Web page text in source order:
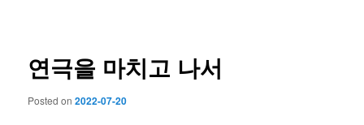
연극을 마치고 나서
Posted on2022-07-20